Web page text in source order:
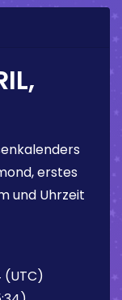
erstes
und Uhrzeit
(UTC)